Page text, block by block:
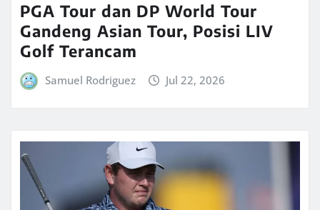
PGA Tour dan DP World Tour
Gandeng Asian Tour, Posisi LIV
Golf Terancam
Samuel Rodriguez Jul 22, 2026